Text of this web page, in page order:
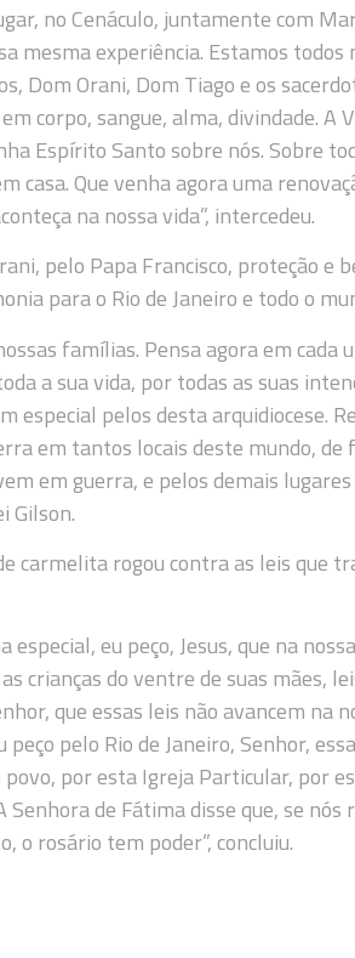
no Cenáculo, juntamente com
mesma experiência. Estamos todos
Dom Orani, Dom Tiago e os
corpo, sangue, alma, divindade. A
Espírito Santo sobre nós. Sobre
casa. Que venha agora uma
na nossa vida”, intercedeu.
pelo Papa Francisco, proteção e
para o Rio de Janeiro e todo o
famílias. Pensa agora em cada
a sua vida, por todas as suas
especial pelos desta arquidiocese.
em tantos locais deste mundo, de
em guerra, e pelos demais
Gilson.
carmelita rogou contra as leis que
eu peço, Jesus, que na
crianças do ventre de suas mães,
que essas leis não avancem na
pelo Rio de Janeiro, Senhor,
por esta Igreja Particular, por
de Fátima disse que, se nós
o rosário tem poder”, concluiu.